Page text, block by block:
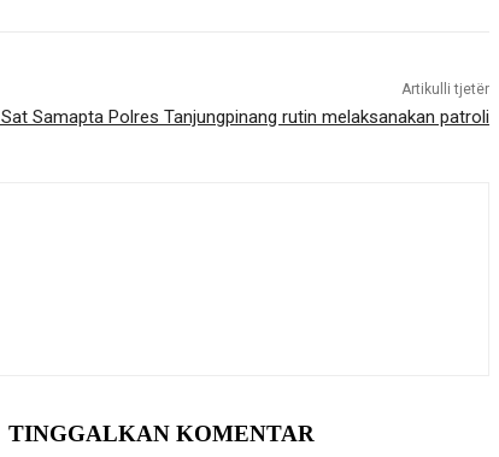
Artikulli tjetër
Samapta Polres Tanjungpinang rutin melaksanakan patroli
TINGGALKAN KOMENTAR